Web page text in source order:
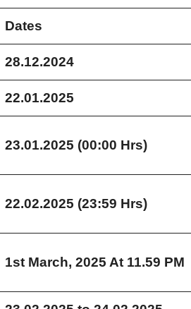
Dates
28.12.2024
22.01.2025
23.01.2025 (00:00 Hrs)
22.02.2025 (23:59 Hrs)
1st March, 2025 At 11.59 PM